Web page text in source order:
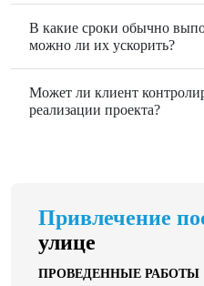
В какие сроки обычно
можно ли их ускорить?
Может ли клиент
реализации проекта?
Привлечение
улице
ПРОВЕДЕННЫЕ РАБОТЫ